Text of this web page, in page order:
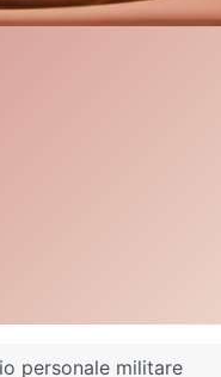
personale militare